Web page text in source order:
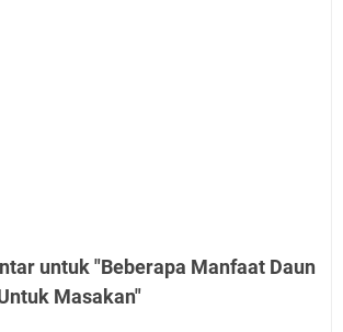
untuk "Beberapa Manfaat Daun
Masakan"